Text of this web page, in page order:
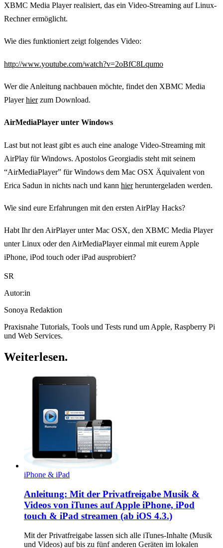
XBMC Media Player realisiert, das ein Video-Streaming auf Linux-
Rechner ermöglicht.
Wie dies funktioniert zeigt folgendes Video:
http://www.youtube.com/watch?v=2oBfC8Lqumo
Wer die Anleitung nachbauen möchte, findet den XBMC Media
Playerhierzum Download.
AirMediaPlayer unter Windows
Last but not least gibt es auch eine analoge Video-Streaming mit
AirPlay für Windows. Apostolos Georgiadis steht mit seinem
“AirMediaPlayer” für Windows dem Mac OSX Äquivalent von
Erica Sadun in nichts nach und kann hierheruntergeladen werden.
Wie sind eure Erfahrungen mit den ersten AirPlay Hacks?
Habt Ihr den AirPlayer unter Mac OSX, den XBMC Media Player
unter Linux oder den AirMediaPlayer einmal mit eurem Apple
iPhone, iPod touch oder iPad ausprobiert?
SR
Autor:in
Sonoya Redaktion
Praxisnahe Tutorials, Tools und Tests rund um Apple, Raspberry Pi
und Web Services.
Weiterlesen.
iPhone & iPad
Anleitung: Mit der Privatfreigabe Musik &
Videos von iTunes auf Apple iPhone, iPod
touch & iPad streamen (ab iOS 4.3.)
Mit der Privatfreigabe lassen sich alle iTunes-Inhalte (Musik
und Videos) auf bis zu fünf anderen Geräten im lokalen